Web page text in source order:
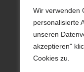
Wir verwenden
personalisierte
unseren
akzeptieren"
Cookies zu.